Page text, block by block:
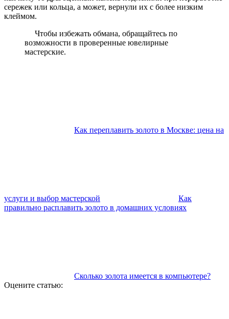
сережек или кольца, а может, вернули их с более низким
клеймом.
Чтобы избежать обмана, обращайтесь по
возможности в проверенные ювелирные
мастерские.
Как переплавить золото в Москве: цена на
услуги и выбор мастерской
Как
правильно расплавить золото в домашних условиях
Сколько золота имеется в компьютере?
Оцените статью: